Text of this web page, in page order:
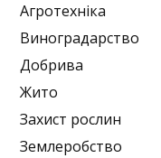
Агротехніка
Виноградарство
Добрива
Жито
Захист рослин
Землеробство